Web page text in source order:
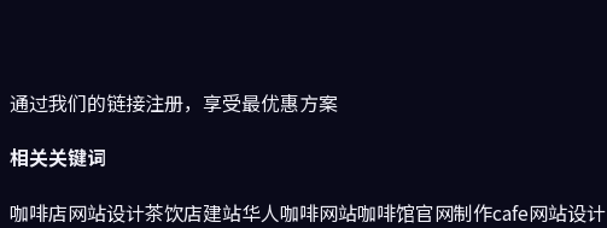
通过我们的链接注册，享受最优惠方案
相关关键词
咖啡店网站设计茶饮店建站华人咖啡网站咖啡馆官网制作cafe网站设计